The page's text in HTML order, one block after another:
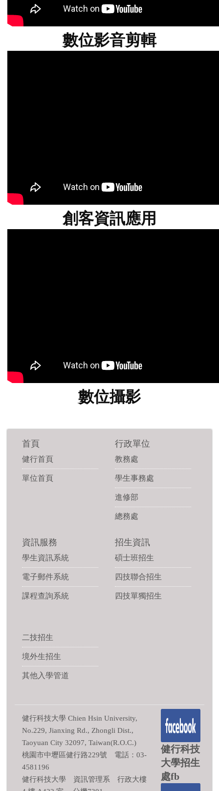
數位影音剪輯
創客資訊應用
數位攝影
首頁
健行首頁
單位首頁
行政單位
教務處
學生事務處
進修部
總務處
資訊服務
學生資訊系統
電子郵件系統
課程查詢系統
招生資訊
碩士班招生
四技聯合招生
四技單獨招生
二技招生
境外生招生
其他入學管道
健行科技大學 Chien Hsin University,
No.229, Jianxing Rd., Zhongli Dist.,
Taoyuan City 32097, Taiwan(R.O.C.)
桃園市中壢區健行路229號 電話：03-
4581196
健行科技大學 資訊管理系 行政大樓
健行科技
大學招生
處fb